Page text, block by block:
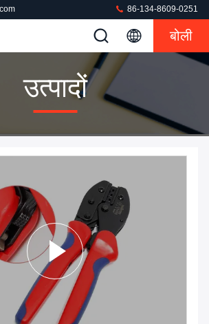
86-134-8609-0251
बोली
उत्पादों